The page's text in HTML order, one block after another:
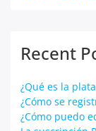
Recent
¿Qué es la
¿Cómo se
¿Cómo puedo